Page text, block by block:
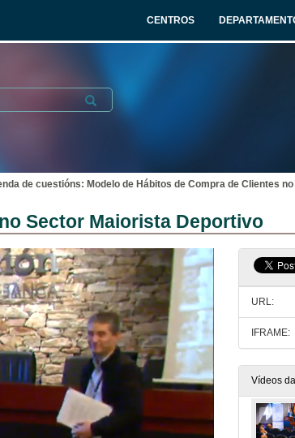
CENTROS
Submit
de cuestións: Modelo de Hábitos de Compra de Clientes
Sector Maiorista Deportivo
URL:
IFRAME:
Vídeos